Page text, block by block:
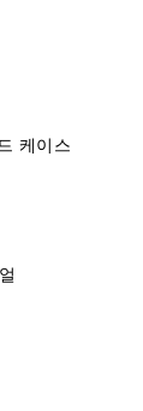
케이스